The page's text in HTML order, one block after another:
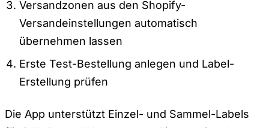
Versandzonen aus den Shopify-
Versandeinstellungen automatisch
übernehmen lassen
Erste Test-Bestellung anlegen und Label-
Erstellung prüfen
Die App unterstützt Einzel- und Sammel-Labels